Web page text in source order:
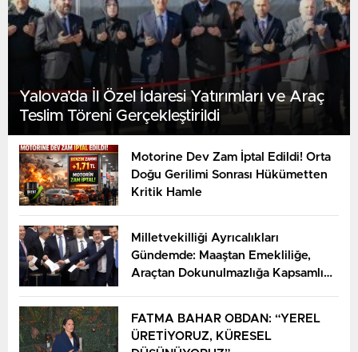
Yalova’da İl Özel İdaresi Yatırımları ve Araç
Teslim Töreni Gerçekleştirildi
Motorine Dev Zam İptal Edildi! Orta
Doğu Gerilimi Sonrası Hükümetten
Kritik Hamle
Milletvekilliği Ayrıcalıkları
Gündemde: Maaştan Emekliliğe,
Araçtan Dokunulmazlığa Kapsamlı
FATMA BAHAR OBDAN: “YEREL
ÜRETİYORUZ, KÜRESEL